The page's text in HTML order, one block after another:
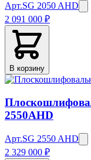
Арт.SG 2050 AHD
2 091 000 ₽
В корзину
2550AHD
Арт.SG 2550 AHD
2 329 000 ₽